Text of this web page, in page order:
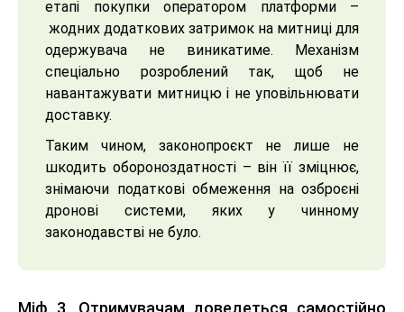
етапі покупки оператором платформи –
жодних додаткових затримок на митниці для
одержувача не виникатиме. Механізм
спеціально розроблений так, щоб не
навантажувати митницю і не уповільнювати
доставку.
Таким чином, законопроєкт не лише не
шкодить обороноздатності – він її зміцнює,
знімаючи податкові обмеження на озброєні
дронові системи, яких у чинному
законодавстві не було.
Міф 3. Отримувачам доведеться самостійно